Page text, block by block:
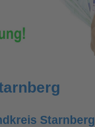
Starnberg